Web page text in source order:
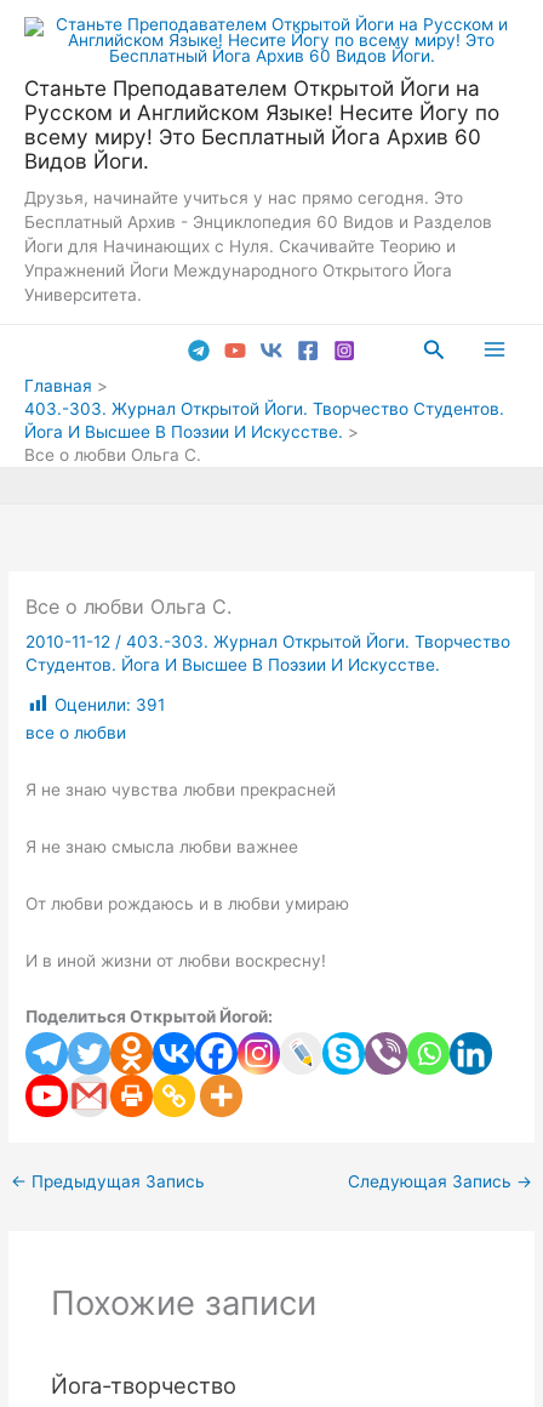
Перейти
Станьте Преподавателем Открытой Йоги на
Русском и Английском Языке! Несите Йогу по
всему миру! Это Бесплатный Йога Архив 60
Видов Йоги.
Друзья, начинайте учиться у нас прямо сегодня. Это
Бесплатный Архив - Энциклопедия 60 Видов и Разделов
Йоги для Начинающих с Нуля. Скачивайте Теорию и
Упражнений Йоги Международного Открытого Йога
Университета.
Поиск
Главная
403.-303. Журнал Открытой Йоги. Творчество Студентов.
Йога И Высшее В Поэзии И Искусстве.
Все о любви Ольга С.
Все о любви Ольга С.
2010-11-12 /403.-303. Журнал Открытой Йоги. Творчество
Студентов. Йога И Высшее В Поэзии И Искусстве.
Оценили: 391
все о любви
Я не знаю чувства любви прекрасней
Я не знаю смысла любви важнее
От любви рождаюсь и в любви умираю
И в иной жизни от любви воскресну!
Поделиться Открытой Йогой:
← Предыдущая Запись Следующая Запись →
Похожие записи
Йога-творчество